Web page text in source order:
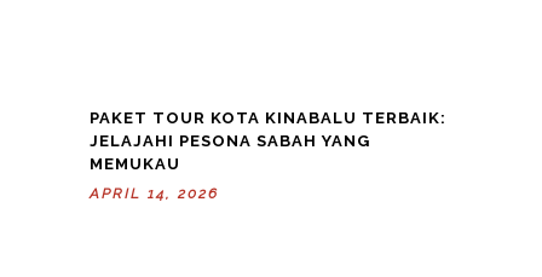
PAKET TOUR KOTA KINABALU TERBAIK:
JELAJAHI PESONA SABAH YANG
MEMUKAU
APRIL 14, 2026